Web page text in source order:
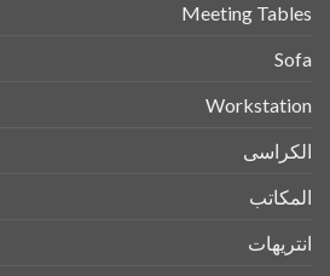
Meeting Tables
Sofa
Workstation
الكراسى
المكاتب
انتريهات